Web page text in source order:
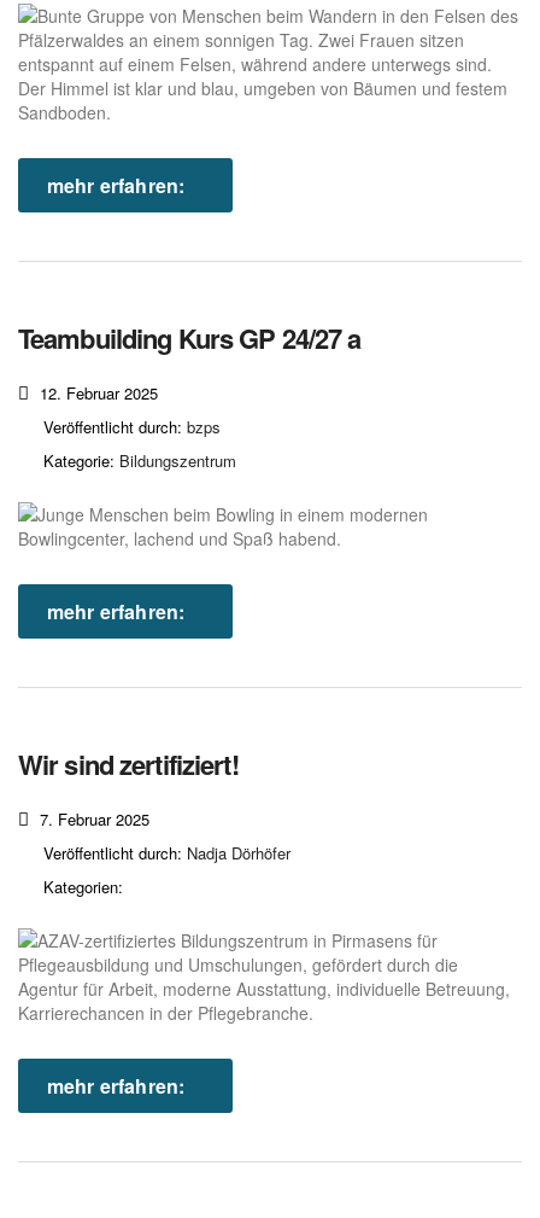
mehr erfahren:
Teambuilding Kurs GP 24/27 a
12. Februar 2025
Veröffentlicht durch: bzps
Kategorie: Bildungszentrum
mehr erfahren:
Wir sind zertifiziert!
7. Februar 2025
Veröffentlicht durch: Nadja Dörhöfer
Kategorien:
mehr erfahren: